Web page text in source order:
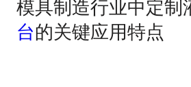
模具制造行业中定制
台的关键应用特点